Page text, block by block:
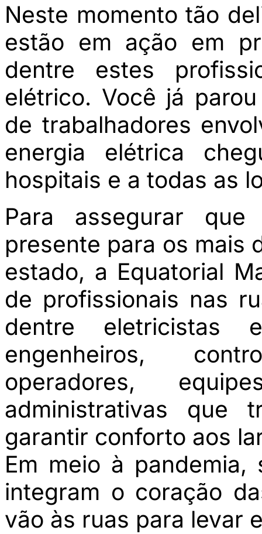
Neste momento tão
estão em ação em
dentre estes
elétrico. Você já
de trabalhadores
energia elétrica
hospitais e a todas as
Para assegurar
presente para os mais
estado, a Equatorial
de profissionais nas
dentre eletricistas
engenheiros,
operadores,
administrativas que
garantir conforto aos
Em meio à
integram o coração
vão às ruas para levar